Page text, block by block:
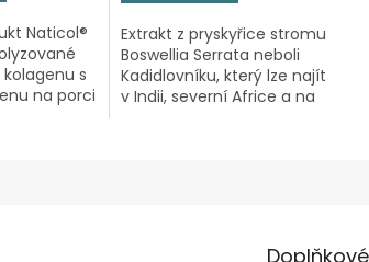
Naticol®
s
na porci
Extrakt z pryskyřice stromu
Boswellia Serrata neboli
Kadidlovníku, který lze najít
v Indii, severní Africe a na